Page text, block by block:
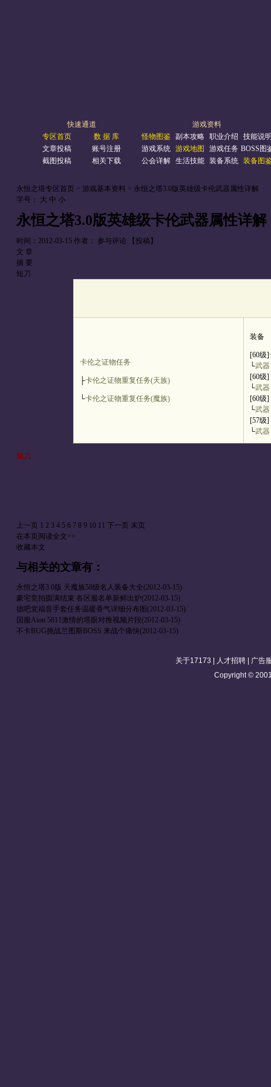
快速通道
专区首页
数 据 库
文章投稿
账号注册
截图投稿
相关下载
游戏资料
怪物图鉴
副本攻略 职业介绍
技能说
游戏系统
游戏地图 游戏任务 BOSS图
公会详解
生活技能 装备系统 装备图
永恒之塔专区首页 > 游戏基本资料 > 永恒之塔3.0版英雄级卡伦武器属性详解
字号： 大 中 小
永恒之塔3.0版英雄级卡伦武器属性详解
时间：2012-03-15 作者： 参与评论
【投稿】
文 章
摘 要
短刀
卡伦之证物任务
├卡伦之证物重复任务(天族)
└卡伦之证物重复任务(魔族)
装备
[60级]
└武器
[60级]
└武器
[60级]
└武器
[57级]
└武器
短刀
上一页 1 2 3 4 5 6 7 8 9 10 11 下一页 末页
在本页阅读全文>>
收藏本文
与相关的文章有：
永恒之塔3.0版 天魔族58级名人装备大全(2012-03-15)
豪宅竞拍圆满结束 各区服名单新鲜出炉(2012-03-15)
德吧党福音手套任务温暖香气详细分布图 (2012-03-15)
国服Aion 5811激情的塔眼对推视频片段(2012-03-15)
不卡BUG挑战兰图斯BOSS 来战个痛快(2012-03-15)
关于17173 人才招聘|
广告
Copyright ©